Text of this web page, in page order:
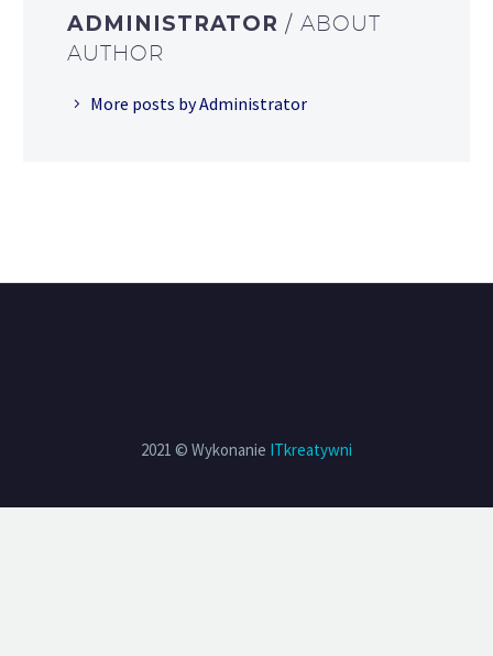
ADMINISTRATOR/ ABOUT
AUTHOR
More posts by Administrator
2021 © Wykonanie ITkreatywni